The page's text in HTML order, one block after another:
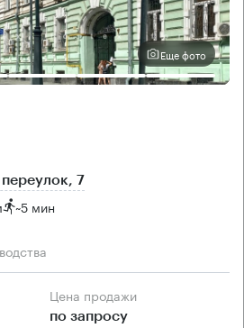
Еще фото
7
~5 мин
Цена продажи
по запросу